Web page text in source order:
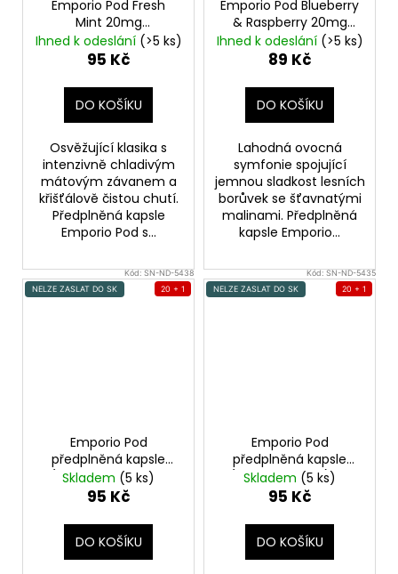
Emporio Pod Fresh
Mint 20mg
Přednaplněná Pod
Cartridge
Ihned k odeslání (>5 ks)
95 Kč
DO KOŠÍKU
Osvěžující klasika s
intenzivně chladivým
mátovým závanem a
křišťálově čistou chutí.
Předplněná kapsle
Emporio Pod s...
Emporio Pod Blueberry
& Raspberry 20mg
Přednaplněná Pod
Cartridge
Ihned k odeslání (>5 ks)
89 Kč
DO KOŠÍKU
Lahodná ovocná
symfonie spojující
jemnou sladkost lesních
borůvek se šťavnatými
malinami. Předplněná
kapsle Emporio...
Kód:SN-ND-5438
NELZE ZASLAT DO SK
20 + 1
Emporio Pod
předplněná kapsle
(Passionfruit Kiwi &
Guawa) 1ks 20mg
Skladem (5 ks)
95 Kč
DO KOŠÍKU
Kód:SN-ND-5435
NELZE ZASLAT DO SK
20 + 1
Emporio Pod
předplněná kapsle
(Lemon & Lime) 1ks
20mg
Skladem (5 ks)
95 Kč
DO KOŠÍKU